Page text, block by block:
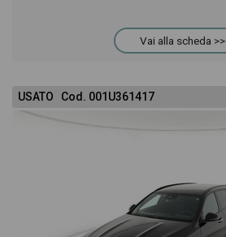
Vai alla scheda >>
USATO Cod. 001U361417